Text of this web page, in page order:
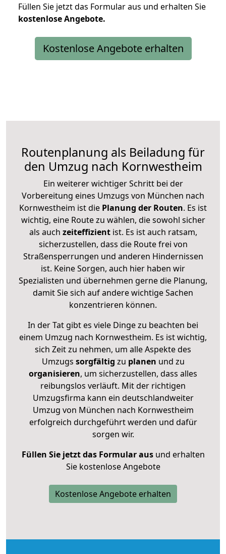
Füllen Sie jetzt das Formular aus und erhalten Sie
kostenloseAngebote.
Kostenlose Angebote erhalten
Routenplanung als Beiladung für
den Umzug nach Kornwestheim
Ein weiterer wichtiger Schritt bei der
Vorbereitung eines Umzugs von München nach
Kornwestheim ist die Planung der Routen. Es ist
wichtig, eine Route zu wählen, die sowohl sicher
als auch zeiteffizientist. Es ist auch ratsam,
sicherzustellen, dass die Route frei von
Straßensperrungen und anderen Hindernissen
ist. Keine Sorgen, auch hier haben wir
Spezialisten und übernehmen gerne die Planung,
damit Sie sich auf andere wichtige Sachen
konzentrieren können.
In der Tat gibt es viele Dinge zu beachten bei
einem Umzug nach Kornwestheim. Es ist wichtig,
sich Zeit zu nehmen, um alle Aspekte des
Umzugs sorgfältig zu planen und zu
organisieren, um sicherzustellen, dass alles
reibungslos verläuft. Mit der richtigen
Umzugsfirma kann ein deutschlandweiter
Umzug von München nach Kornwestheim
erfolgreich durchgeführt werden und dafür
sorgen wir.
Füllen Sie jetzt das Formular ausund erhalten
Sie kostenlose Angebote
Kostenlose Angebote erhalten